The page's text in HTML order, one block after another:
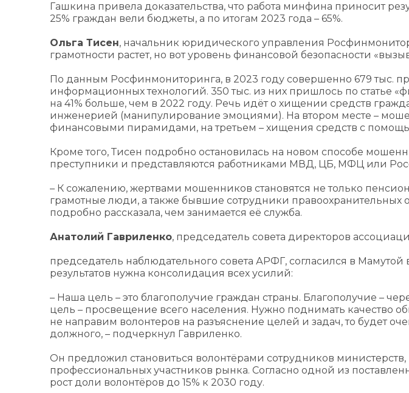
Гашкина привела доказательства, что работа минфина приносит
25% граждан вели бюджеты, а по итогам 2023 года – 65%.
Ольга Тисен, начальник юридического управления
грамотности растет, но вот уровень финансовой безопасности
По данным Росфинмониторинга, в 2023 году совершенно 679 тыс.
информационных технологий. 350 тыс. из них пришлось по статье
на 41% больше, чем в 2022 году. Речь идёт о хищении средств
инженерией (манипулирование эмоциями). На втором месте –
финансовыми пирамидами, на третьем – хищения средств с
Кроме того, Тисен подробно остановилась на новом способе
преступники и представляются работниками МВД, ЦБ, МФЦ или
– К сожалению, жертвами мошенников становятся не только
грамотные люди, а также бывшие сотрудники правоохранительных
подробно рассказала, чем занимается её служба.
Анатолий Гавриленко, председатель совета директоров
председатель наблюдательного совета АРФГ, согласился в Мамутой
результатов нужна консолидация всех усилий:
– Наша цель – это благополучие граждан страны. Благополучие –
цель – просвещение всего населения. Нужно поднимать качество
не направим волонтеров на разъяснение целей и задач, то будет
должного, – подчеркнул Гавриленко.
Он предложил становиться волонтёрами сотрудников министерств,
профессиональных участников рынка. Согласно одной из
рост доли волонтёров до 15% к 2030 году.